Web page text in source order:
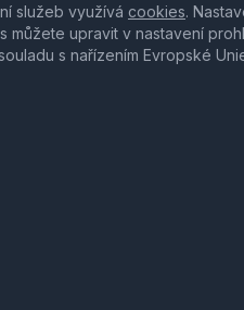
služeb využívá cookies.
můžete upravit v nastavení
s nařízením Evropské